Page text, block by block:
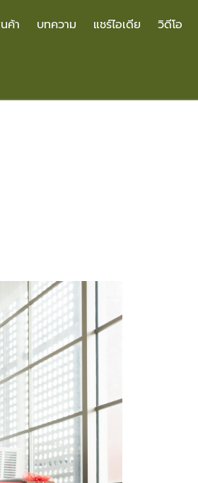
ค้า บทความ แชร์ไอเดีย วิดีโอ